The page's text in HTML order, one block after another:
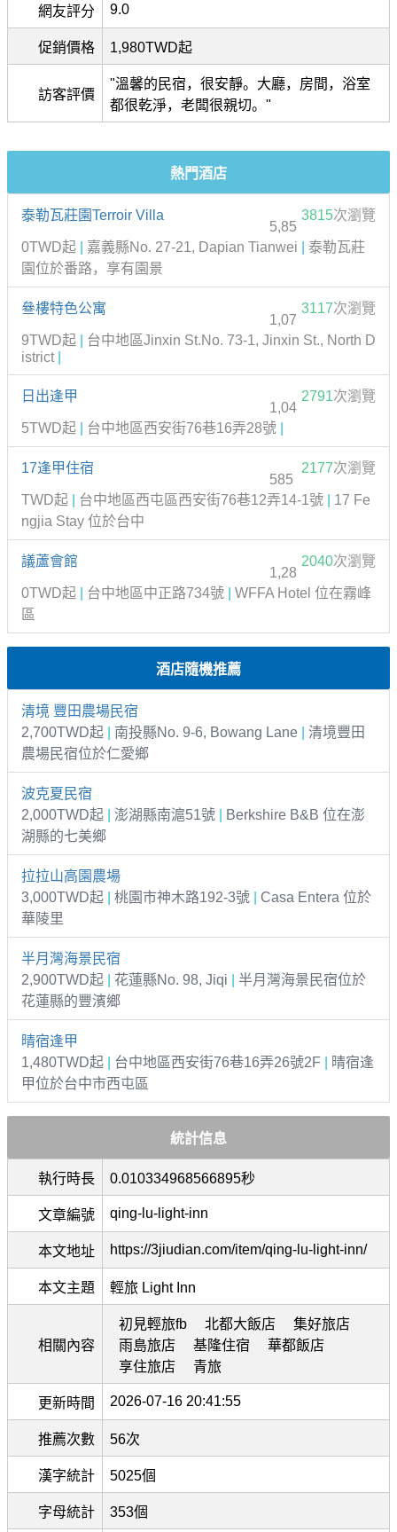
網友評分 9.0
促銷價格 1,980TWD起
訪客評價
"溫馨的民宿，很安靜。大廳，房間，浴室
都很乾淨，老闆很親切。"
熱門酒店
泰勒瓦莊園Terroir Villa 3815次瀏覽
5,85
0TWD起
嘉義縣No. 27-21, Dapian Tianwei
泰勒瓦莊
園位於番路，享有園景
叄樓特色公寓 3117次瀏覽
1,07
9TWD起
台中地區Jinxin St.No. 73-1, Jinxin St., North D
istrict
日出逢甲 2791次瀏覽
1,04
5TWD起
台中地區西安街76巷16弄28號
17逢甲住宿 2177次瀏覽
585
TWD起
台中地區西屯區西安街76巷12弄14-1號
17 Fe
ngjia Stay 位於台中
議蘆會館 2040次瀏覽
1,28
0TWD起
台中地區中正路734號
WFFA Hotel 位在霧峰
區
酒店隨機推薦
清境 豐田農場民宿
2,700TWD起
南投縣No. 9-6, Bowang Lane
清境豐田
農場民宿位於仁愛鄉
波克夏民宿
2,000TWD起
澎湖縣南滬51號
Berkshire B&B 位在澎
湖縣的七美鄉
拉拉山高園農場
3,000TWD起
桃園市神木路192-3號
Casa Entera 位於
華陵里
半月灣海景民宿
2,900TWD起
花蓮縣No. 98, Jiqi
半月灣海景民宿位於
花蓮縣的豐濱鄉
晴宿逢甲
1,480TWD起
台中地區西安街76巷16弄26號2F
晴宿逢
甲位於台中市西屯區
統計信息
執行時長 0.010334968566895秒
文章編號 qing-lu-light-inn
本文地址 https://3jiudian.com/item/qing-lu-light-inn/
本文主題 輕旅 Light Inn
相關內容
初見輕旅fb 北都大飯店
集好旅店
雨島旅店
基隆住宿
華都飯店
享住旅店
青旅
更新時間 2026-07-16 20:41:55
推薦次數 56次
漢字統計 5025個
字母統計 353個